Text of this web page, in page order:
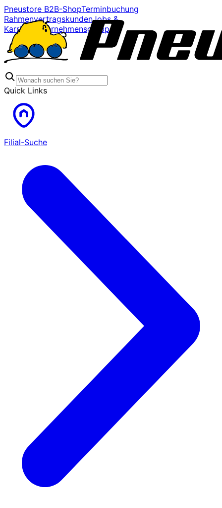
Pneustore B2B-ShopTerminbuchung
RahmenvertragskundenJobs &
Karriere
Unternehmensgruppe
Quick Links
Filial-Suche